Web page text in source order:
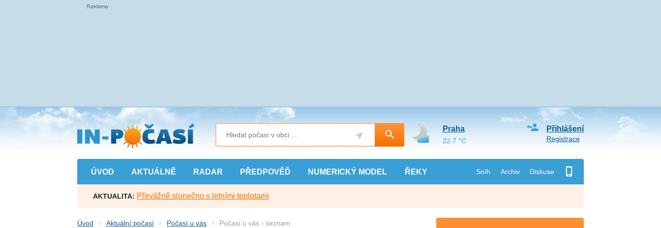
Přejít
na
hlavní
obsah
ÚVOD AKTUÁLNĚ RADAR PŘEDPOVĚĎ NUMERICKÝ MODEL ŘEKY Sníh Archiv Diskuse
Přihlášení
Registrace
Praha
22.7 °C
AKTUALITA: Převážně slunečno s letními teplotami
Úvod Aktuální počasí Počasí u vás Počasí u vás - seznam